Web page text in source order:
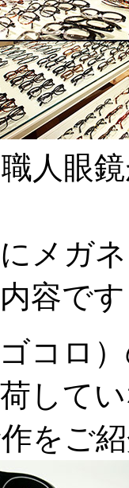
人眼
にメガ
容で
コロ
して
をご